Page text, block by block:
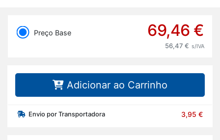
Preço Base 69,46 €
56,47 € s/IVA
Adicionar ao Carrinho
Envio por Transportadora 3,95 €